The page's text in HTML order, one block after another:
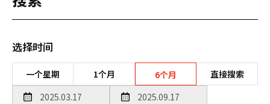
选择时间
一个星期 1个月 6个月 直接搜索